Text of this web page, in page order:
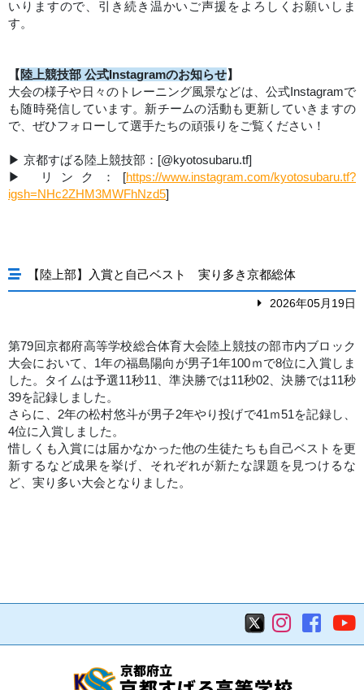
いりますので、引き続き温かいご声援をよろしくお願いしま
す。
【陸上競技部 公式Instagramのお知らせ】
大会の様子や日々のトレーニング風景などは、公式Instagramで
も随時発信しています。新チームの活動も更新していきますの
で、ぜひフォローして選手たちの頑張りをご覧ください！
▶︎ 京都すばる陸上競技部：[@kyotosubaru.tf]
▶︎ リンク：[https://www.instagram.com/kyotosubaru.tf?
igsh=NHc2ZHM3MWFhNzd5]
【陸上部】入賞と自己ベスト 実り多き京都総体
2026年05月19日
第79回京都府高等学校総合体育大会陸上競技の部市内ブロック
大会において、1年の福島陽向が男子1年100ｍで8位に入賞しま
した。タイムは予選11秒11、準決勝では11秒02、決勝では11秒
39を記録しました。
さらに、2年の松村悠斗が男子2年やり投げで41ｍ51を記録し、
4位に入賞しました。
惜しくも入賞には届かなかった他の生徒たちも自己ベストを更
新するなど成果を挙げ、それぞれが新たな課題を見つけるな
ど、実り多い大会となりました。